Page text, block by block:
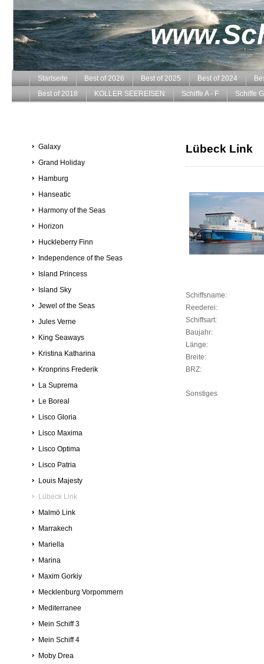
Startseite Best of 2026 Best of 2025 Best of 2024
Best of 2018
KOLLER SEEREISEN Schiffe A - F Schiffe
Galaxy
Grand Holiday
Hamburg
Hanseatic
Harmony of the Seas
Horizon
Huckleberry Finn
Independence of the Seas
Island Princess
Island Sky
Jewel of the Seas
Jules Verne
King Seaways
Kristina Katharina
Kronprins Frederik
La Suprema
Le Boreal
Lisco Gloria
Lisco Maxima
Lisco Optima
Lisco Patria
Louis Majesty
Lübeck Link
Malmö Link
Marrakech
Mariella
Marina
Maxim Gorkiy
Mecklenburg Vorpommern
Mediterranee
Mein Schiff 3
Mein Schiff 4
Moby Drea
Lübeck Link
Schiffsname:
Reederei:
Schiffsart:
Baujahr:
Länge:
Breite:
BRZ:
Sonstiges